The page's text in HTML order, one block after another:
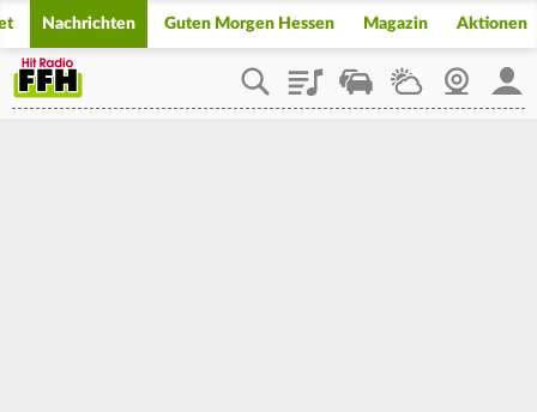
Nachrichten Guten Morgen Hessen Magazin Aktionen
PlaylistStaupilotWetterWebcam